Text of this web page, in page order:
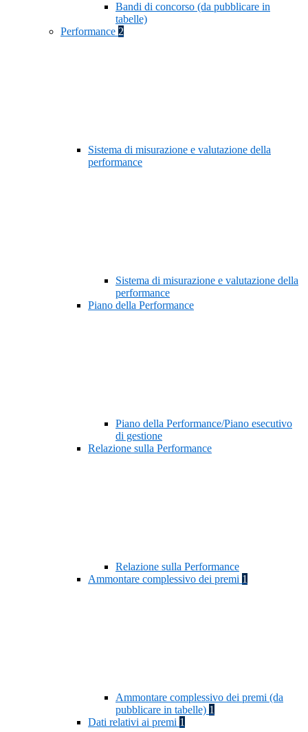
Bandi di concorso (da pubblicare in
tabelle)
Performance 2
Sistema di misurazione e valutazione della
performance
Sistema di misurazione e valutazione della
performance
Piano della Performance
Piano della Performance/Piano esecutivo
di gestione
Relazione sulla Performance
Relazione sulla Performance
Ammontare complessivo dei premi 1
Ammontare complessivo dei premi (da
pubblicare in tabelle) 1
Dati relativi ai premi 1